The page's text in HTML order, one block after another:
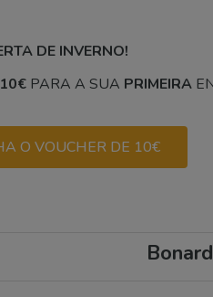
DE INVERNO!
PARA A SUA PRIMEIRA
O VOUCHER DE 10€